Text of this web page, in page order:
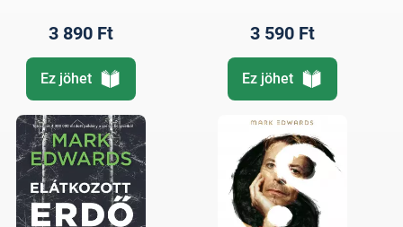
3 890 Ft
Ez jöhet
3 590 Ft
Ez jöhet